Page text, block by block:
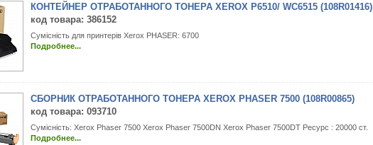
КОНТЕЙНЕР ОТРАБОТАННОГО ТОНЕРА XEROX P6510/ WC6515 (108R01416)
код товара: 386152
Сумісність для принтерів Xerox PHASER: 6700
Подробнее...
СБОРНИК ОТРАБОТАННОГО ТОНЕРА XEROX PHASER 7500 (108R00865)
код товара: 093710
Сумісність: Xerox Phaser 7500 Xerox Phaser 7500DN Xerox Phaser 7500DT Ресурс : 20000 ст.
Подробнее...